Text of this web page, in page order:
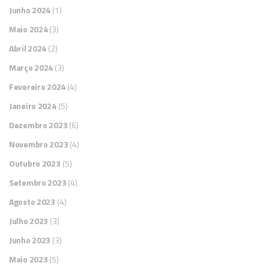
Junho 2024(1)
Maio 2024(3)
Abril 2024(2)
Março 2024(3)
Fevereiro 2024(4)
Janeiro 2024(5)
Dezembro 2023(6)
Novembro 2023(4)
Outubro 2023 (5)
Setembro 2023(4)
Agosto 2023 (4)
Julho 2023 (3)
Junho 2023 (3)
Maio 2023(5)